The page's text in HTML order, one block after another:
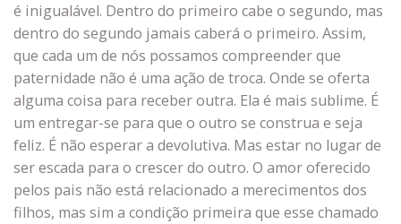
é inigualável. Dentro do primeiro cabe o segundo, mas
dentro do segundo jamais caberá o primeiro. Assim,
que cada um de nós possamos compreender que
paternidade não é uma ação de troca. Onde se oferta
alguma coisa para receber outra. Ela é mais sublime. É
um entregar-se para que o outro se construa e seja
feliz. É não esperar a devolutiva. Mas estar no lugar de
ser escada para o crescer do outro. O amor oferecido
pelos pais não está relacionado a merecimentos dos
filhos, mas sim a condição primeira que esse chamado